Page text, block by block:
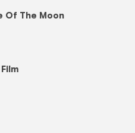
Of The Moon